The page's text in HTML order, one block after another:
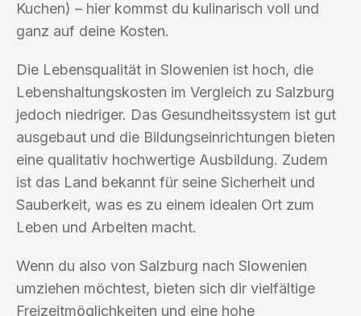
Kuchen) – hier kommst du kulinarisch voll und
ganz auf deine Kosten.
Die Lebensqualität in Slowenien ist hoch, die
Lebenshaltungskosten im Vergleich zu Salzburg
jedoch niedriger. Das Gesundheitssystem ist gut
ausgebaut und die Bildungseinrichtungen bieten
eine qualitativ hochwertige Ausbildung. Zudem
ist das Land bekannt für seine Sicherheit und
Sauberkeit, was es zu einem idealen Ort zum
Leben und Arbeiten macht.
Wenn du also von Salzburg nach Slowenien
umziehen möchtest, bieten sich dir vielfältige
Freizeitmöglichkeiten und eine hohe